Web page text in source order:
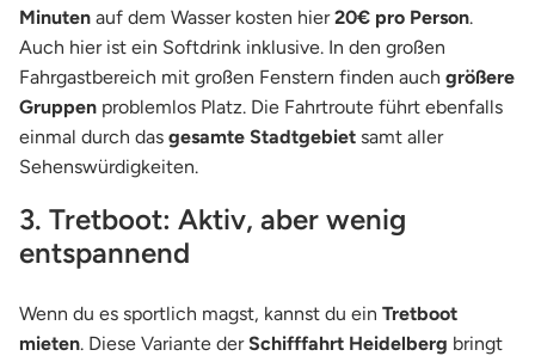
Minuten auf dem Wasser kosten hier20€ pro Person.
Auch hier ist ein Softdrink inklusive. In den großen
Fahrgastbereich mit großen Fenstern finden auch größere
Gruppen problemlos Platz. Die Fahrtroute führt ebenfalls
einmal durch das gesamte Stadtgebiet samt aller
Sehenswürdigkeiten.
3. Tretboot: Aktiv, aber wenig
entspannend
Wenn du es sportlich magst, kannst du ein Tretboot
mieten. Diese Variante derSchifffahrt Heidelberg bringt